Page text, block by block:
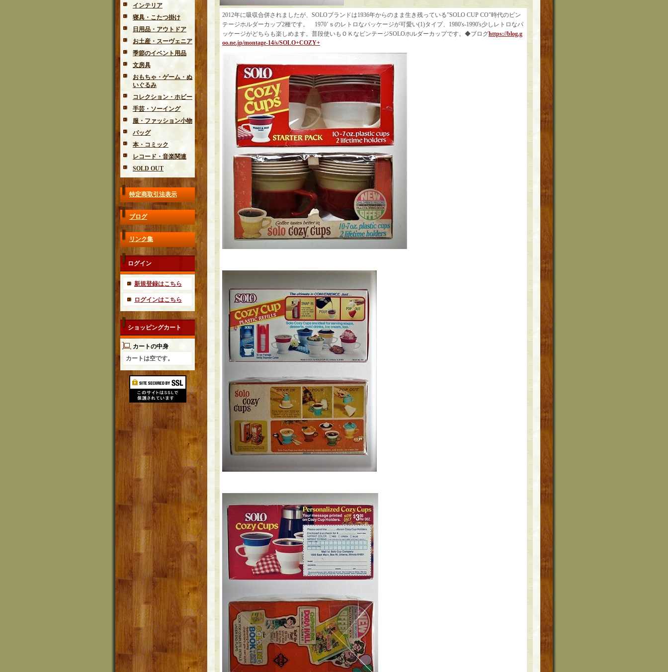
インテリア
寝具・こたつ掛け
日用品・アウトドア
お土産・スーヴェニア
季節のイベント用品
文房具
おもちゃ・ゲーム・ぬ
いぐるみ
コレクション・ホビー
手芸・ソーイング
服・ファッション小物
バッグ
本・コミック
レコード・音楽関連
SOLD OUT
特定商取引法表示
ブログ
リンク集
ログイン
新規登録はこちら
ログインはこちら
ショッピングカート
カートの中身
カートは空です。
2012年に吸収合併されましたが、SOLOブランドは1936年からのまま生き残っている”SOLO CUP CO"時代のビン
テージホルダーカップ2種です。 1970’ｓのレトロなパッケージが可愛い(1)タイプ、1980's-1990's少しレトロなパ
ッケージがどちらも楽しめます。普段使いもＯＫなビンテージSOLOホルダーカップです。◆ブログhttps://blog.g
oo.ne.jp/montage-14/s/SOLO+COZY+